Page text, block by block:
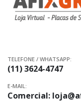
TELEFONE / WHATSAPP:
(11) 3624-4747
E-MAIL:
Comercial: